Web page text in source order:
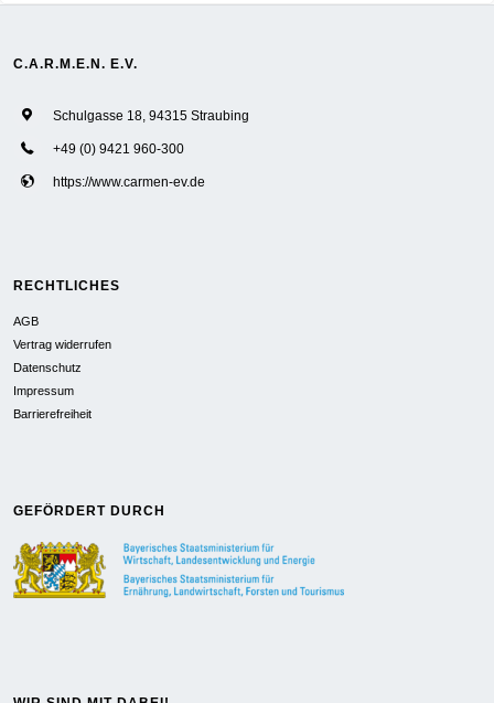
C.A.R.M.E.N. E.V.
Schulgasse 18, 94315 Straubing
+49 (0) 9421 960-300
https://www.carmen-ev.de
RECHTLICHES
AGB
Vertrag widerrufen
Datenschutz
Impressum
Barrierefreiheit
GEFÖRDERT DURCH